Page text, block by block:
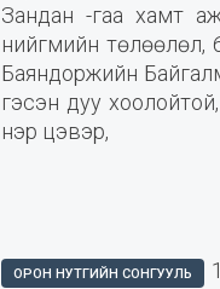
Зандан -гаа хамт
нийгмийн төлөөлөл,
Баяндоржийн
гэсэн дуу
нэр цэвэр,
ОРОН НУТГИЙН СОНГУУЛЬ